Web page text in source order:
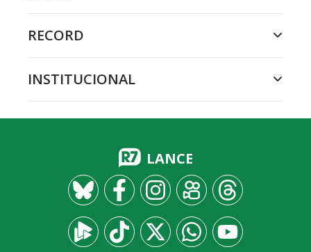
RECORD
INSTITUCIONAL
LANCE